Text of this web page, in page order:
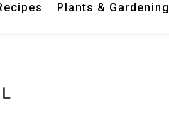
Plants & Gardening